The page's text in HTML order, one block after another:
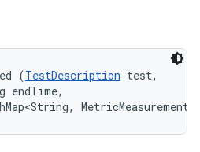
(TestDescription test,
endTime,